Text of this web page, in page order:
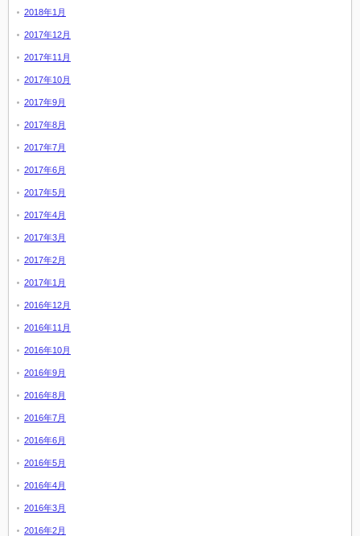
2018年1月
2017年12月
2017年11月
2017年10月
2017年9月
2017年8月
2017年7月
2017年6月
2017年5月
2017年4月
2017年3月
2017年2月
2017年1月
2016年12月
2016年11月
2016年10月
2016年9月
2016年8月
2016年7月
2016年6月
2016年5月
2016年4月
2016年3月
2016年2月